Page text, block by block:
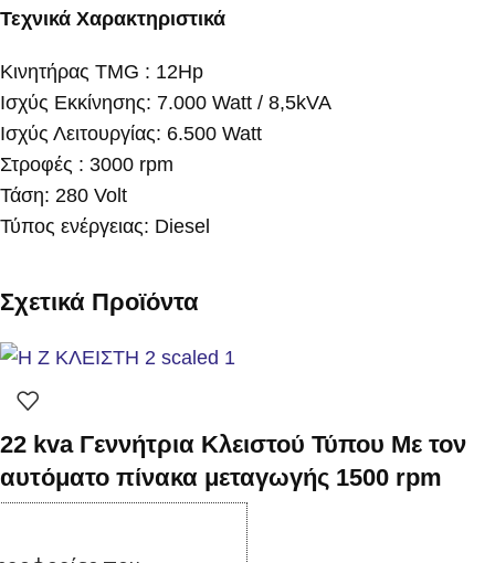
Τεχνικά Χαρακτηριστικά
Κινητήρας TMG : 12Hp
Ισχύς Εκκίνησης: 7.000 Watt / 8,5kVA
Ισχύς Λειτουργίας: 6.500 Watt
Στροφές : 3000 rpm
Τάση: 280 Volt
Τύπος ενέργειας: Diesel
Σχετικά Προϊόντα
22 kva Γεννήτρια Κλειστού Τύπου Με τον
αυτόματο πίνακα μεταγωγής 1500 rpm